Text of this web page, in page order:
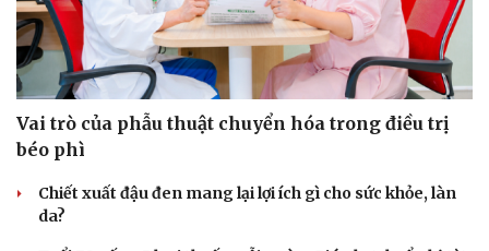
Vai trò của phẫu thuật chuyển hóa trong điều trị
béo phì
Chiết xuất đậu đen mang lại lợi ích gì cho sức khỏe, làn
da?